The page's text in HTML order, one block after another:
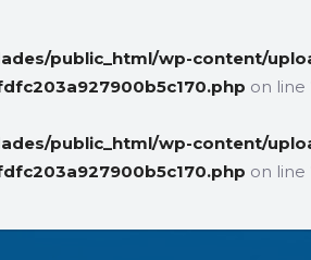
public_html/wp-content/
on line
public_html/wp-content/
on line